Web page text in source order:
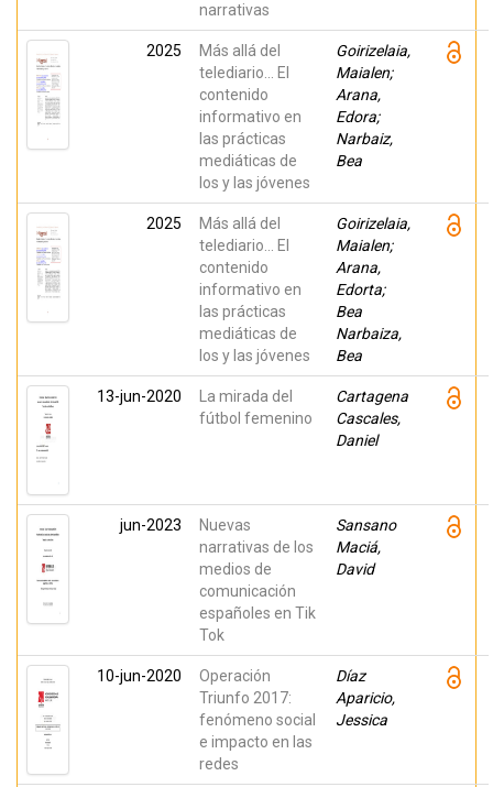
narrativas
2025
Más allá del
telediario... El
contenido
informativo en
las prácticas
mediáticas de
los y las jóvenes
Goirizelaia,
Maialen;
Arana,
Edora;
Narbaiz,
Bea
2025
Más allá del
telediario… El
contenido
informativo en
las prácticas
mediáticas de
los y las jóvenes
Goirizelaia,
Maialen;
Arana,
Edorta;
Bea
Narbaiza,
Bea
13-jun-2020
La mirada del
fútbol femenino
Cartagena
Cascales,
Daniel
jun-2023
Nuevas
narrativas de los
medios de
comunicación
españoles en Tik
Tok
Sansano
Maciá,
David
10-jun-2020
Operación
Triunfo 2017:
fenómeno social
e impacto en las
redes
Díaz
Aparicio,
Jessica